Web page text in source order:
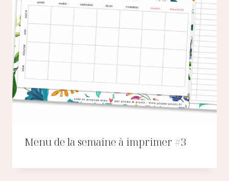
Menu de la semaine à imprimer #3